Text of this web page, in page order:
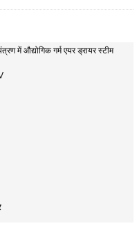
में औद्योगिक गर्म एयर ड्रायर स्टीम